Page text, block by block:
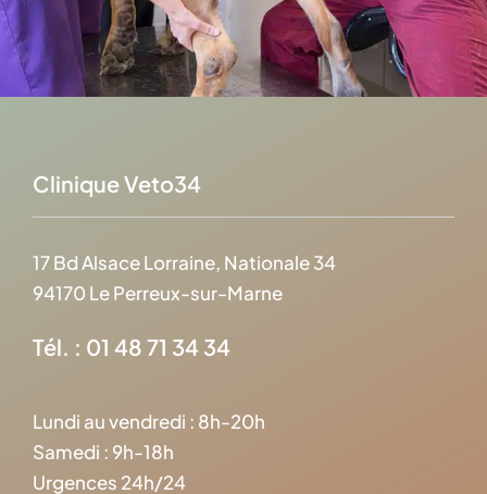
Clinique Veto34
17 Bd Alsace Lorraine, Nationale 34
94170 Le Perreux-sur-Marne
Tél. : 01 48 71 34 34
Lundi au vendredi : 8h-20h
Samedi : 9h-18h
Urgences 24h/24